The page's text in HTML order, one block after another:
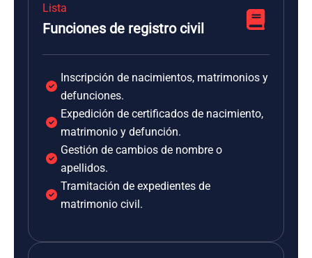
Lista
Funciones de registro civil
Inscripción de nacimientos, matrimonios y
defunciones.
Expedición de certificados de nacimiento,
matrimonio y defunción.
Gestión de cambios de nombre o
apellidos.
Tramitación de expedientes de
matrimonio civil.